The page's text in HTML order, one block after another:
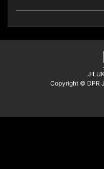
Copyright © DPR